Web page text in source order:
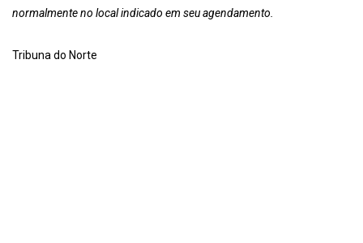
normalmente no local indicado em seu agendamento.
Tribuna do Norte